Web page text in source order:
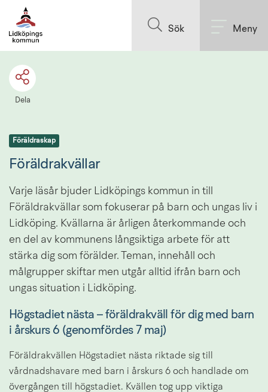
Sök Meny
Dela
Föräldraskap
Föräldrakvällar
Varje läsår bjuder Lidköpings kommun in till
Föräldrakvällar som fokuserar på barn och ungas liv i
Lidköping. Kvällarna är årligen återkommande och
en del av kommunens långsiktiga arbete för att
stärka dig som förälder. Teman, innehåll och
målgrupper skiftar men utgår alltid ifrån barn och
ungas situation i Lidköping.
Högstadiet nästa – föräldrakväll för dig med barn
i årskurs 6 (genomfördes 7 maj)
Föräldrakvällen Högstadiet nästa riktade sig till
vårdnadshavare med barn i årskurs 6 och handlade om
övergången till högstadiet. Kvällen tog upp viktiga